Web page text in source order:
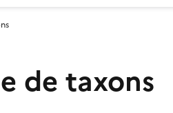
de taxons